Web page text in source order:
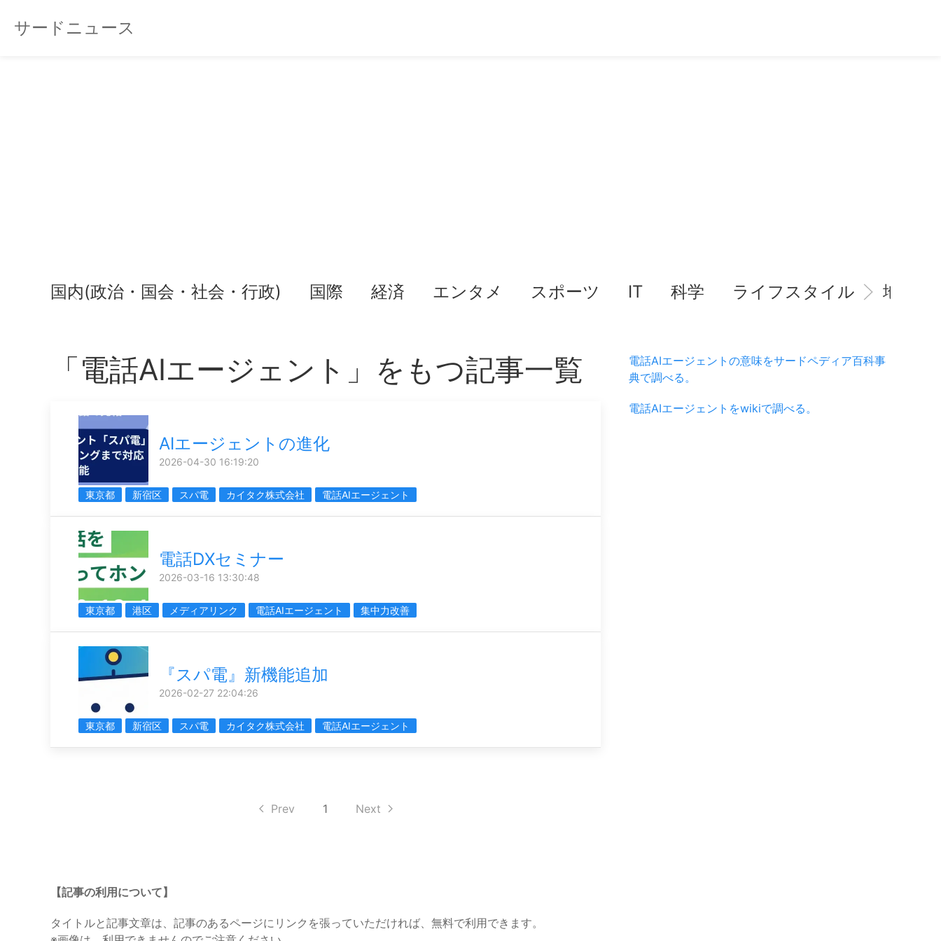
サードニュース
国内(政治・国会・社会・行政) 国際 経済 エンタメ スポーツ IT 科学 ライフスタイル 地域情
「電話AIエージェント」をもつ記事一覧
AIエージェントの進化
2026-04-30 16:19:20
東京都 新宿区 スパ電 カイタク株式会社 電話AIエージェント
電話DXセミナー
2026-03-16 13:30:48
東京都 港区 メディアリンク 電話AIエージェント 集中力改善
『スパ電』新機能追加
2026-02-27 22:04:26
東京都 新宿区 スパ電 カイタク株式会社 電話AIエージェント
Prev 1 Next
電話AIエージェントの意味をサードペディア百科事
典で調べる。
電話AIエージェントをwikiで調べる。
【記事の利用について】
タイトルと記事文章は、記事のあるページにリンクを張っていただければ、無料で利用できます。